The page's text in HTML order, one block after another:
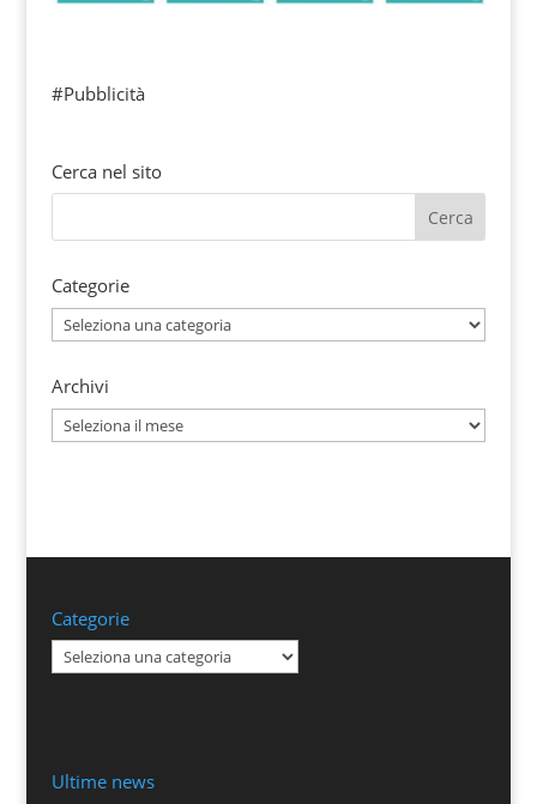
#Pubblicità
Cerca nel sito
Categorie
Categorie
Archivi
Archivi
Categorie
Categorie
Ultime news